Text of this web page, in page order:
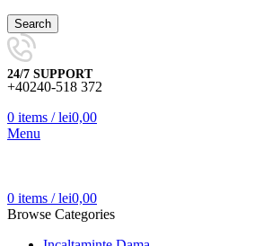
Search
24/7 SUPPORT
+40240-518 372
0 items / lei0,00
Menu
0 items / lei0,00
Browse Categories